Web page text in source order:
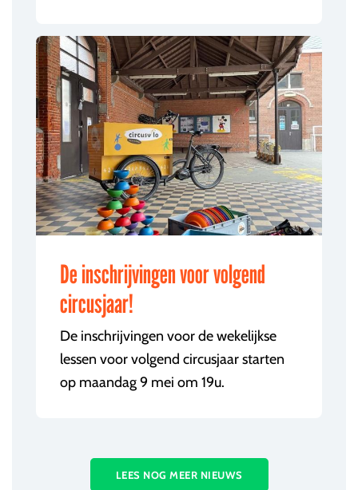
De inschrijvingen voor volgend
circusjaar!
De inschrijvingen voor de wekelijkse
lessen voor volgend circusjaar starten
op maandag 9 mei om 19u.
LEES NOG MEER NIEUWS